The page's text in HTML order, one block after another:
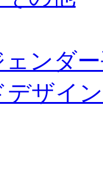
ェンダ
デザイ